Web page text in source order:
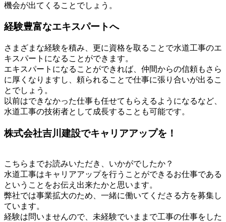
機会が出てくることでしょう。
経験豊富なエキスパートへ
さまざまな経験を積み、更に資格を取ることで水道工事のエ
キスパートになることができます。
エキスパートになることができれば、仲間からの信頼もさら
に厚くなりますし、頼られることで仕事に張り合いが出るこ
とでしょう。
以前はできなかった仕事も任せてもらえるようになるなど、
水道工事の技術者として成長することも可能です。
株式会社吉川建設でキャリアアップを！
こちらまでお読みいただき、いかがでしたか？
水道工事はキャリアアップを行うことができるお仕事である
ということをお伝え出来たかと思います。
弊社では事業拡大のため、一緒に働いてくださる方を募集し
ています。
経験は問いませんので、未経験でいままで工事の仕事をした